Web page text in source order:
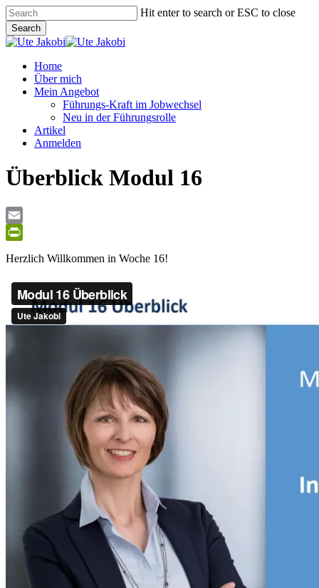
Skip
to
main
content
Hit enter to search or ESC to close
Search
Close
Menu
Home
Über mich
Mein Angebot
Führungs-Kraft im Jobwechsel
Neu in der Führungsrolle
Artikel
Anmelden
Überblick Modul 16
Email
Herzlich Willkommen in Woche 16!